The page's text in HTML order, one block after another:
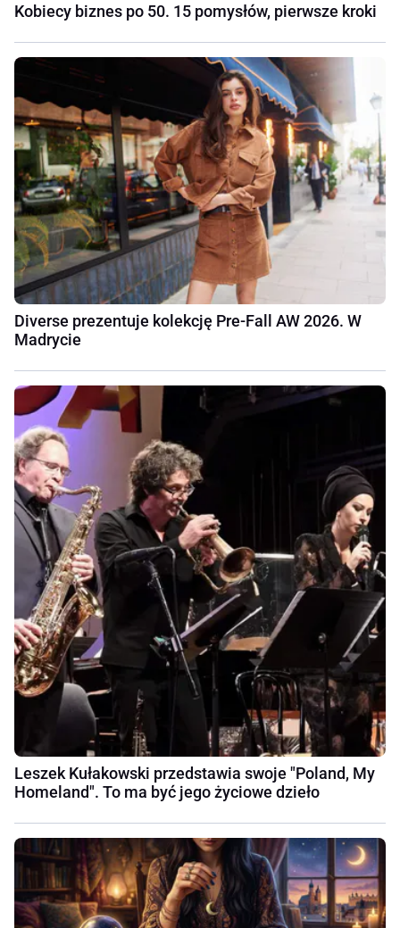
Kobiecy biznes po 50. 15 pomysłów, pierwsze kroki
Diverse prezentuje kolekcję Pre-Fall AW 2026. W
Madrycie
Leszek Kułakowski przedstawia swoje "Poland, My
Homeland". To ma być jego życiowe dzieło